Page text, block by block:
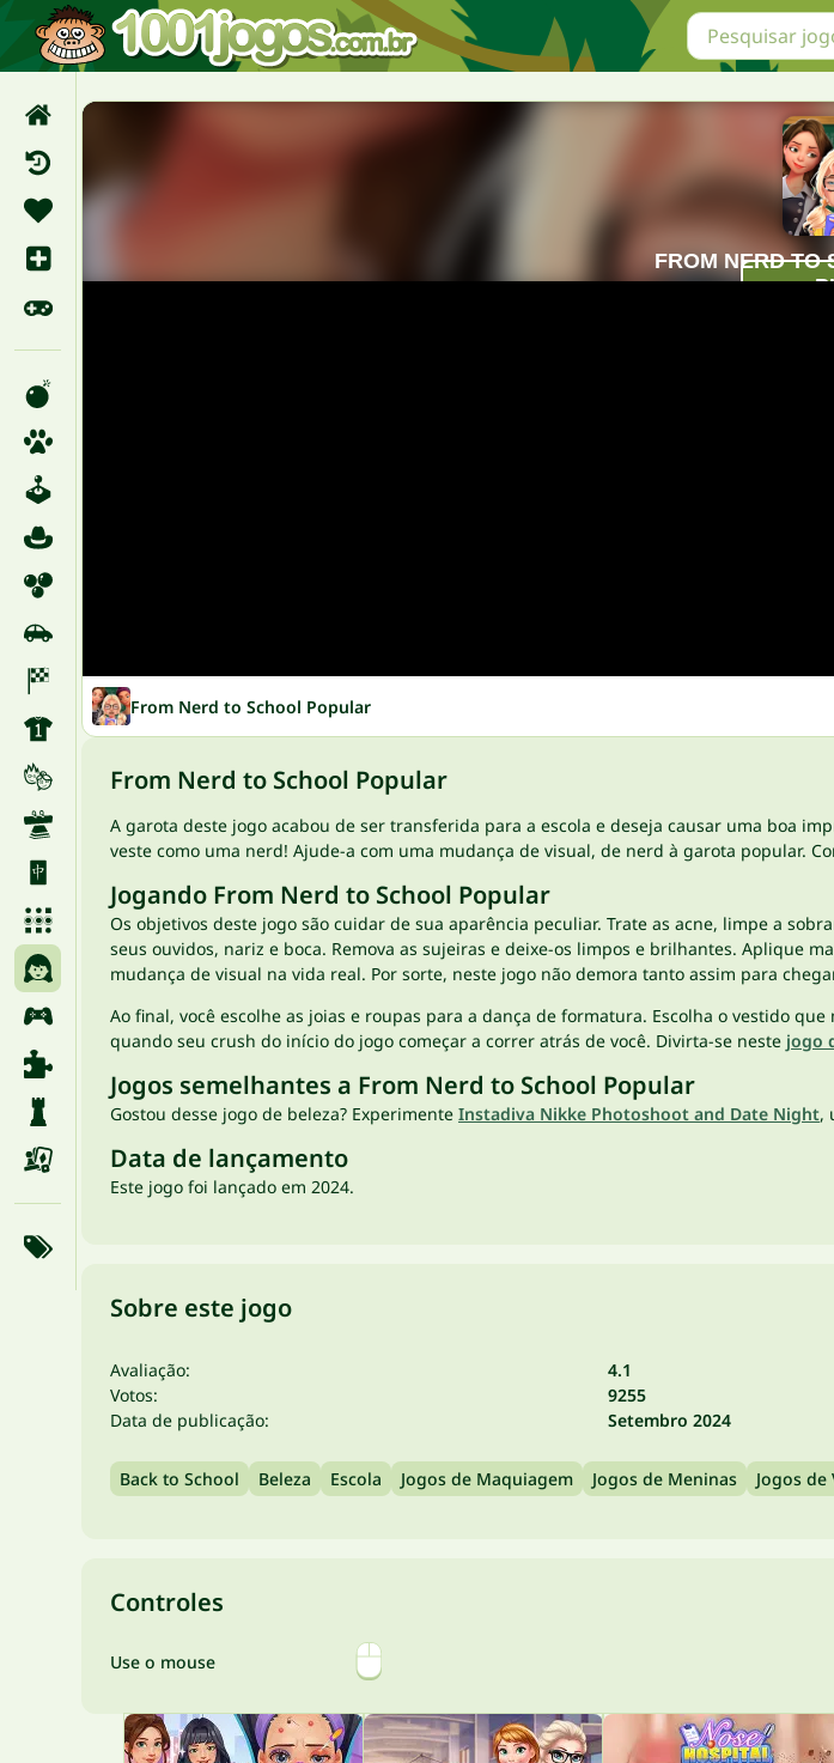
From Nerd to School Popular
From Nerd to School Popular
A garota deste jogo acabou de ser transferida para a escola e deseja causar uma boa
veste como uma nerd! Ajude-a com uma mudança de visual, de nerd à garota popular.
Jogando From Nerd to School Popular
Os objetivos deste jogo são cuidar de sua aparência peculiar. Trate as acne, limpe a
seus ouvidos, nariz e boca. Remova as sujeiras e deixe-os limpos e brilhantes. Aplique
mudança de visual na vida real. Por sorte, neste jogo não demora tanto assim para
Ao final, você escolhe as joias e roupas para a dança de formatura. Escolha o vestido
quando seu crush do início do jogo começar a correr atrás de você. Divirta-se neste jogo
Jogos semelhantes a From Nerd to School Popular
Gostou desse jogo de beleza? Experimente Instadiva Nikke Photoshoot and Date Night,
Data de lançamento
Este jogo foi lançado em 2024.
Sobre este jogo
Avaliação:
4.1
Votos:
9255
Data de publicação:
Setembro 2024
Back to School Beleza Escola Jogos de Maquiagem Jogos de Meninas Jogos de
Controles
Use o mouse